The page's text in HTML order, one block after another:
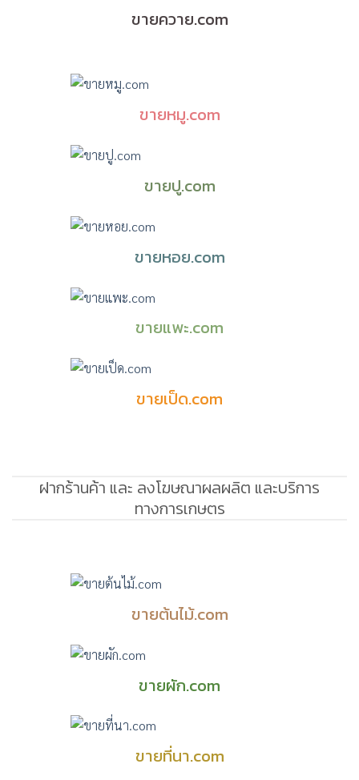
ขายควาย.com
ขายหมู.com
ขายปู.com
ขายหอย.com
ขายแพะ.com
ขายเป็ด.com
ฝากร้านค้า และ ลงโฆษณาผลผลิต และบริการ
ทางการเกษตร
ขายต้นไม้.com
ขายผัก.com
ขายที่นา.com